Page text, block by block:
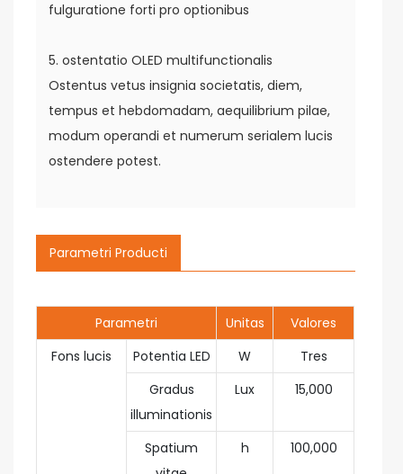
fulguratione forti pro optionibus
5. ostentatio OLED multifunctionalis
Ostentus vetus insignia societatis, diem,
tempus et hebdomadam, aequilibrium pilae,
modum operandi et numerum serialem lucis
ostendere potest.
Parametri Producti
Parametri Unitas
Valores
Fons lucis
Potentia LED W
Tres
Gradus
illuminationis
Lux 15,000
Spatium
h 100,000